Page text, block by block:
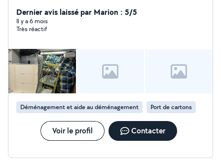
Dernier avis laissé par Marion : 5/5
Il y a 6 mois
Très réactif
Déménagement et aide au déménagement Port de cartons
Voir le profil Contacter